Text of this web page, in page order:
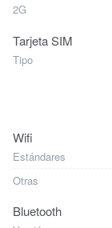
2G
Tarjeta SIM
Tipo
Wifi
Estándares
Otras
Bluetooth